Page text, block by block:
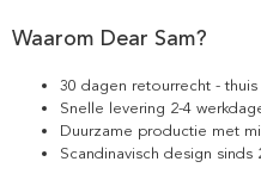
Waarom Dear Sam?
30 dagen retourrecht -
Snelle levering 2-4
Duurzame productie met
Scandinavisch design sinds